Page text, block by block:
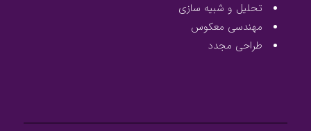
تحلیل و شبیه سازی
مهندسی معکوس
طراحی مجدد